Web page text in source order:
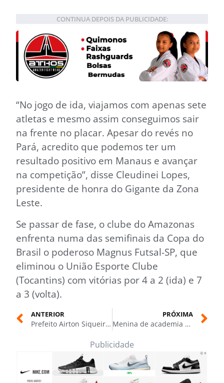
CONTINUA DEPOIS DA PUBLICIDADE:
“No jogo de ida, viajamos com apenas sete
atletas e mesmo assim conseguimos sair
na frente no placar. Apesar do revés no
Pará, acredito que podemos ter um
resultado positivo em Manaus e avançar
na competição”, disse Cleudinei Lopes,
presidente de honra do Gigante da Zona
Leste.
Se passar de fase, o clube do Amazonas
enfrenta numa das semifinais da Copa do
Brasil o poderoso Magnus Futsal-SP, que
eliminou o União Esporte Clube
(Tocantins) com vitórias por 4 a 2 (ida) e 7
a 3 (volta).
ANTERIOR
Prefeito Airton Siqueira articula emendas Carauari com deputado federal Silas Câmara e senador Eduardo Braga
PRÓXIMA
Menina de academia do Terra Nova fatura dois ouros na Copa Osvaldo Alves 2025
Publicidade